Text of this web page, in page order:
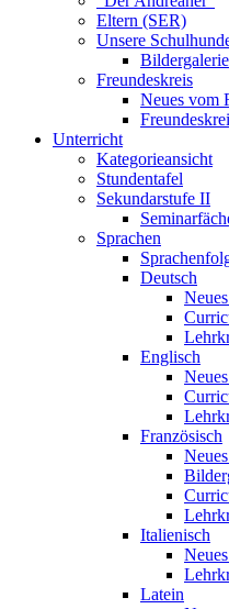
Eltern (SER)
Unsere
Bildergalerie
Freundeskreis
Neues vom
Unterricht
Kategorieansicht
Stundentafel
Sekundarstufe II
Sprachen
Deutsch
Englisch
Französisch
Italienisch
Latein